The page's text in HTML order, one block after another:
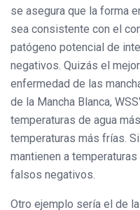
se asegura que la forma
sea consistente con el
patógeno potencial de
negativos. Quizás el
enfermedad de las
de la Mancha Blanca,
temperaturas de agua
temperaturas más frías.
mantienen a
falsos negativos.
Otro ejemplo sería el de